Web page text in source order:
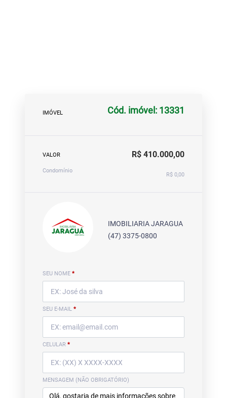
IMÓVEL Cód. imóvel: 13331
VALOR R$ 410.000,00
Condomínio
R$ 0,00
IMOBILIARIA JARAGUA
(47) 3375-0800
SEU NOME *
SEU E-MAIL *
CELULAR *
MENSAGEM (NÃO OBRIGATÓRIO)